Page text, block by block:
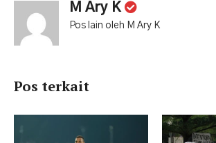
M Ary K
Pos lain oleh M Ary K
Pos terkait